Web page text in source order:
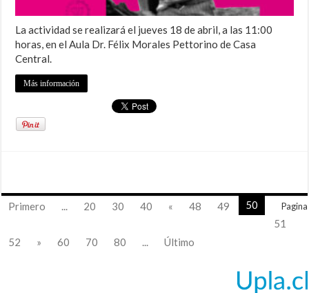
La actividad se realizará el jueves 18 de abril, a las 11:00
horas, en el Aula Dr. Félix Morales Pettorino de Casa
Central.
Más información
Pagina
Primero ... 20 30 40 « 48 49
50
51
52
» 60 70 80 ... Último